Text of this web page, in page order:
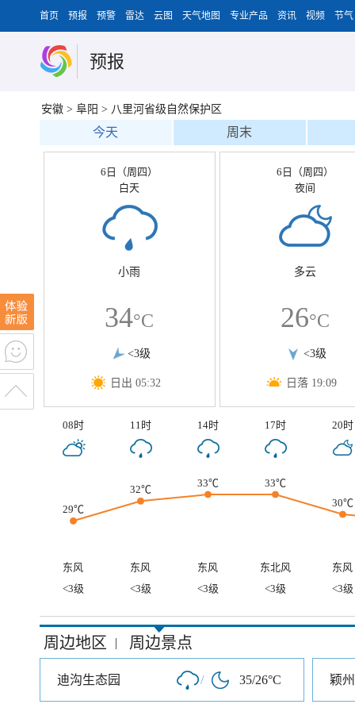
首页 预报 预警 雷达 云图 天气地图 专业产品 资讯 视频 节气
预报
安徽 > 阜阳 > 八里河省级自然保护区
今天 周末
6日（周四）
白天
小雨
34°C
<3级
日出 05:32
6日（周四）
夜间
多云
26°C
<3级
日落 19:09
08时 11时 14时 17时 20时
29℃
32℃
33℃
33℃
30℃
东风 东风 东风 东北风
东风
<3级
<3级 <3级 <3级 <3级
周边地区 | 周边景点
迪沟生态园 / 35/26°C 颖